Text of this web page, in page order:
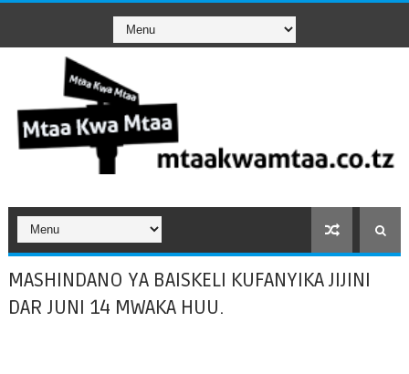
MASHINDANO YA BAISKELI KUFANYIKA JIJINI
DAR JUNI 14 MWAKA HUU.